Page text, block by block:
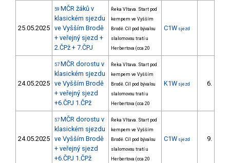
25.05.2025
59 MČR žáků v
klasickém sjezdu
ve Vyšším Brodě
+ veřejný sjezd +
2.ČPž + 7.ČPJ
Řeka Vltava. Start pod
kempem ve Vyšším
Brodě. Cíl pod bývalou
slalomovou tratí u
Herbertova (cca 20
C1W sjezd
24.05.2025
57 MČR dorostu v
klasickém sjezdu
ve Vyšším Brodě
+ veřejný sjezd
+6.ČPJ 1.ČPž
Řeka Vltava. Start pod
kempem ve Vyšším
Brodě. Cíl pod bývalou
slalomovou tratí u
Herbertova (cca 20
K1W sjezd 6.
24.05.2025
57 MČR dorostu v
klasickém sjezdu
ve Vyšším Brodě
+ veřejný sjezd
+6.ČPJ 1.ČPž
Řeka Vltava. Start pod
kempem ve Vyšším
Brodě. Cíl pod bývalou
slalomovou tratí u
Herbertova (cca 20
C1W sjezd 9.